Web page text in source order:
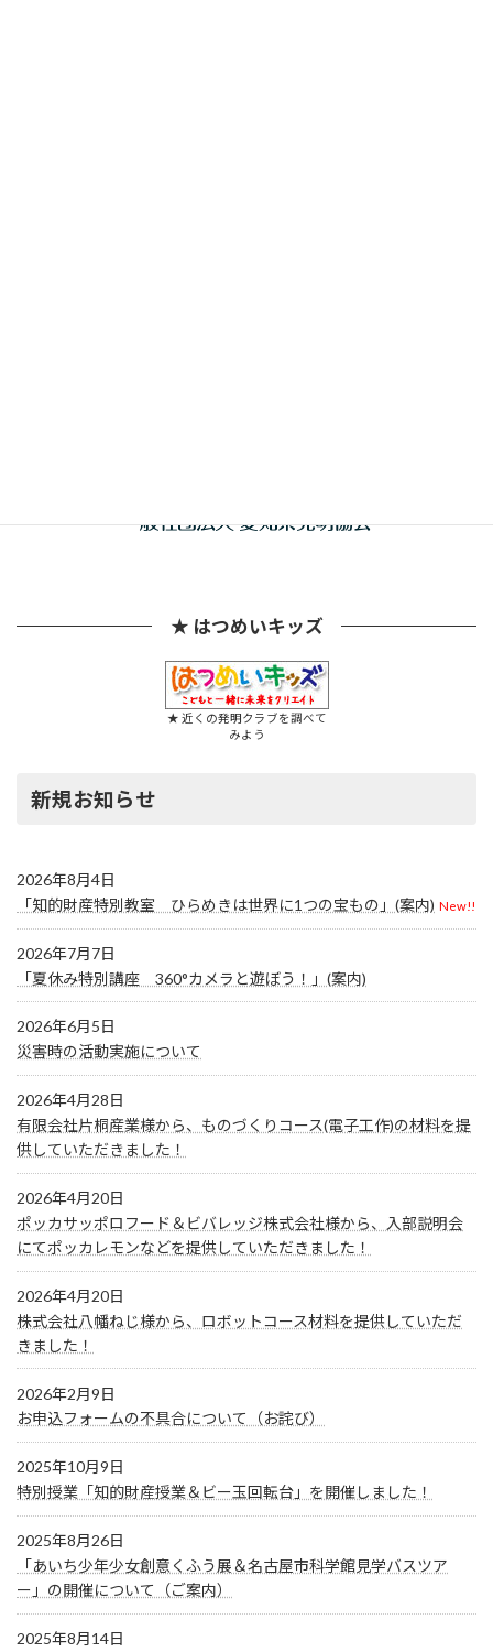
★ はつめいキッズ
★ 近くの発明クラブを調べて
みよう
新規お知らせ
2026年8月4日
「知的財産特別教室 ひらめきは世界に1つの宝もの」(案内) New!!
2026年7月7日
「夏休み特別講座 360°カメラと遊ぼう！」(案内)
2026年6月5日
災害時の活動実施について
2026年4月28日
有限会社片桐産業様から、ものづくりコース(電子工作)の材料を提
供していただきました！
2026年4月20日
ポッカサッポロフード＆ビバレッジ株式会社様から、入部説明会
にてポッカレモンなどを提供していただきました！
2026年4月20日
株式会社八幡ねじ様から、ロボットコース材料を提供していただ
きました！
2026年2月9日
お申込フォームの不具合について（お詫び）
2025年10月9日
特別授業「知的財産授業＆ビー玉回転台」を開催しました！
2025年8月26日
「あいち少年少女創意くふう展＆名古屋市科学館見学バスツア
ー」の開催について（ご案内）
2025年8月14日